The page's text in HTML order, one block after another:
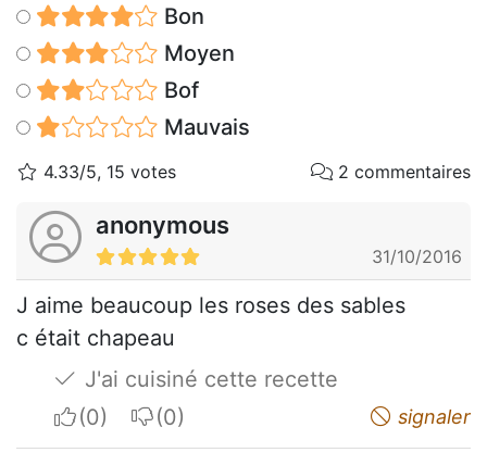
Bon
Moyen
Bof
Mauvais
4.33/5, 15 votes 2 commentaires
anonymous
31/10/2016
J aime beaucoup les roses des sables
c était chapeau
J'ai cuisiné cette recette
I apreciateI do not appreciate signaler